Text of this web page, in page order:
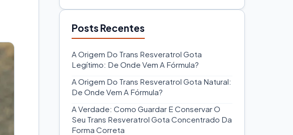
Posts Recentes
A Origem Do Trans Resveratrol Gota
Legítimo: De Onde Vem A Fórmula?
A Origem Do Trans Resveratrol Gota Natural:
De Onde Vem A Fórmula?
A Verdade: Como Guardar E Conservar O
Seu Trans Resveratrol Gota Concentrado Da
Forma Correta